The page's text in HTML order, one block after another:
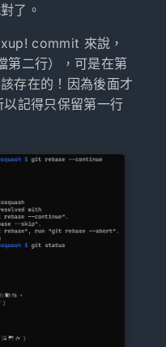
了。
commit 來說，
第二行），可是在第
存在的！因為後面才
記得只保留第一行